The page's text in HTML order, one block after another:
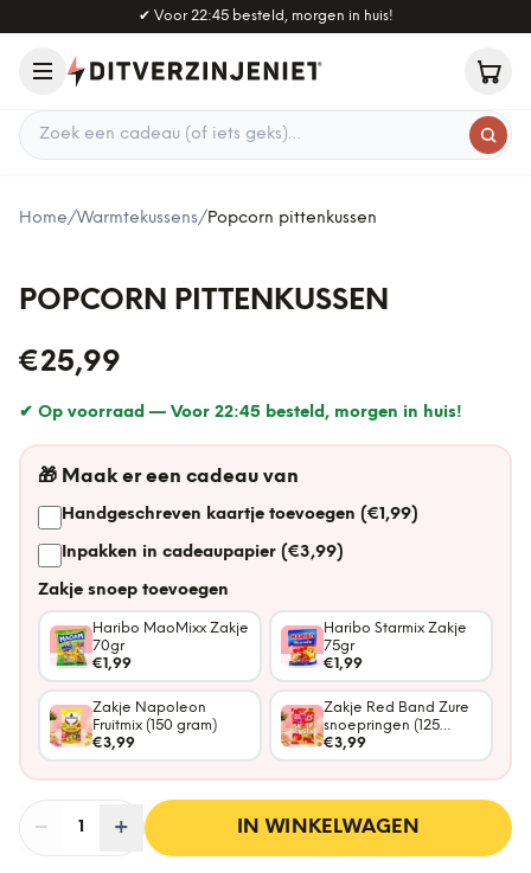
Naar hoofdinhoud
✔ Voor 22:45 besteld, morgen in huis!
Zoek een cadeau
Home/Warmtekussens/Popcorn pittenkussen
POPCORN PITTENKUSSEN
€25,99
✔ Op voorraad — Voor 22:45 besteld, morgen in huis!
🎁 Maak er een cadeau van
Handgeschreven kaartje toevoegen (€1,99)
Inpakken in cadeaupapier (€3,99)
Zakje snoep toevoegen
Haribo MaoMixx Zakje
70gr
€1,99
Haribo Starmix Zakje
75gr
€1,99
Zakje Napoleon
Fruitmix (150 gram)
€3,99
Zakje Red Band Zure
snoepringen (125
gram)
€3,99
− Aantal
1 + IN WINKELWAGEN